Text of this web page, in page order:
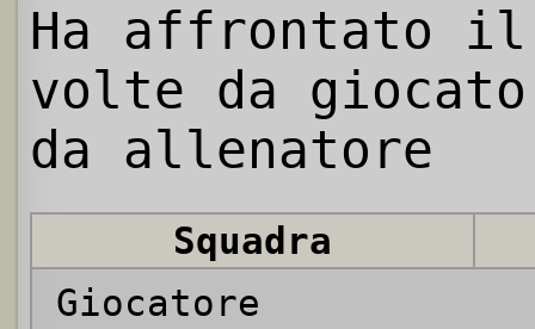
Ha affrontato il
volte da
da allenatore
Squadra
Giocatore